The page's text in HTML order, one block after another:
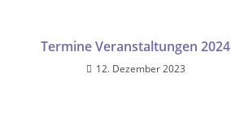
Termine Veranstaltungen 2024
12. Dezember 2023